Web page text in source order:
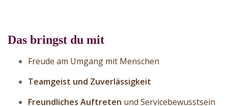
Das bringst du mit
Freude am Umgang mit Menschen
Teamgeist und Zuverlässigkeit
Freundliches Auftreten und Servicebewusstsein